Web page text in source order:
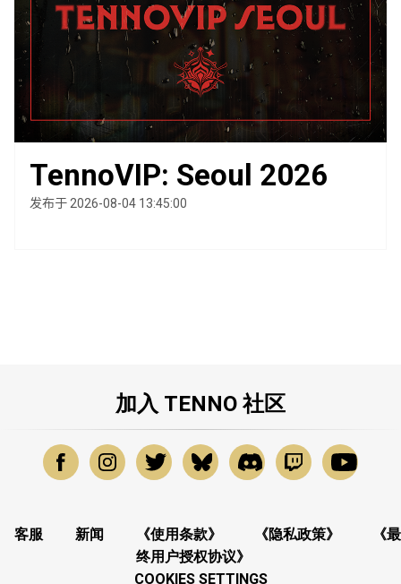
TennoVIP: Seoul 2026
发布于 2026-08-04 13:45:00
加入 TENNO 社区
客服 新闻 《使用条款》 《隐私政策》
《最
终用户授权协议》
COOKIES SETTINGS